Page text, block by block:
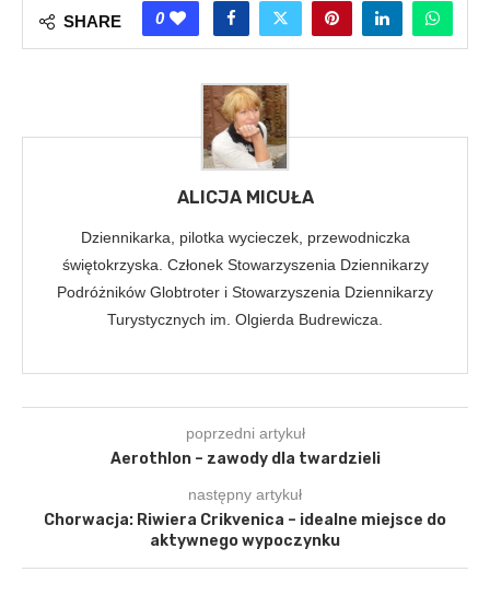
SHARE 0
ALICJA MICUŁA
Dziennikarka, pilotka wycieczek, przewodniczka
świętokrzyska. Członek Stowarzyszenia Dziennikarzy
Podróżników Globtroter i Stowarzyszenia Dziennikarzy
Turystycznych im. Olgierda Budrewicza.
poprzedni artykuł
Aerothlon – zawody dla twardzieli
następny artykuł
Chorwacja: Riwiera Crikvenica – idealne miejsce do
aktywnego wypoczynku